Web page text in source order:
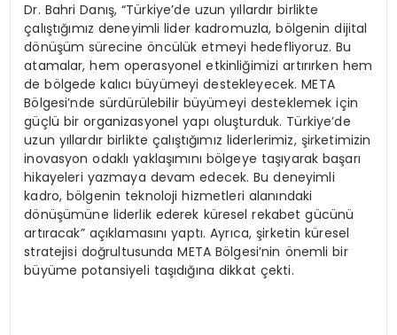
Dr. Bahri Danış, “Türkiye’de uzun yıllardır birlikte
çalıştığımız deneyimli lider kadromuzla, bölgenin dijital
dönüşüm sürecine öncülük etmeyi hedefliyoruz. Bu
atamalar, hem operasyonel etkinliğimizi artırırken hem
de bölgede kalıcı büyümeyi destekleyecek. META
Bölgesi’nde sürdürülebilir büyümeyi desteklemek için
güçlü bir organizasyonel yapı oluşturduk. Türkiye’de
uzun yıllardır birlikte çalıştığımız liderlerimiz, şirketimizin
inovasyon odaklı yaklaşımını bölgeye taşıyarak başarı
hikayeleri yazmaya devam edecek. Bu deneyimli
kadro, bölgenin teknoloji hizmetleri alanındaki
dönüşümüne liderlik ederek küresel rekabet gücünü
artıracak” açıklamasını yaptı. Ayrıca, şirketin küresel
stratejisi doğrultusunda META Bölgesi’nin önemli bir
büyüme potansiyeli taşıdığına dikkat çekti.